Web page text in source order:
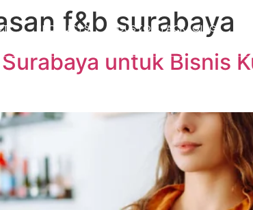
PRODUCTS CUSTOM PACKAGING
f&b surabaya
untuk Bisnis